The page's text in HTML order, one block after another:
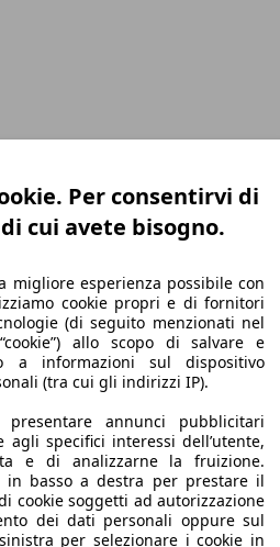
Per consentirvi di
cui avete bisogno.
migliore esperienza possibile con
cookie propri e di fornitori
(di seguito menzionati nel
allo scopo di salvare e
a informazioni sul dispositivo
(tra cui gli indirizzi IP).
annunci pubblicitari
agli specifici interessi dell’utente,
e di analizzarne la fruizione.
in basso a destra per prestare il
cookie soggetti ad autorizzazione
dei dati personali oppure sul
per selezionare i cookie in